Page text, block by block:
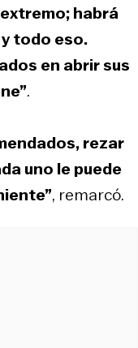
habrá
todo eso.
en abrir sus
.
rezar
uno le puede
, remarcó.